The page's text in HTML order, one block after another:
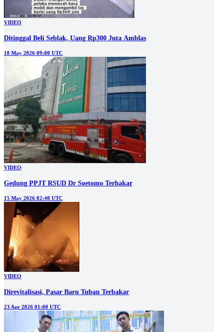
VIDEO
Ditinggal Beli Seblak, Uang Rp300 Juta Amblas
18 May 2026 09:00 UTC
VIDEO
Gedung PPJT RSUD Dr Soetomo Terbakar
15 May 2026 02:40 UTC
VIDEO
Direvitalisasi, Pasar Baru Tuban Terbakar
23 Apr 2026 01:00 UTC